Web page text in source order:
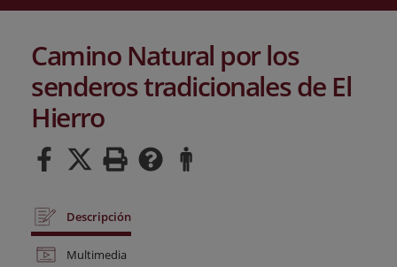
Camino Natural por los
senderos tradicionales de El
Hierro
Descripción
Multimedia